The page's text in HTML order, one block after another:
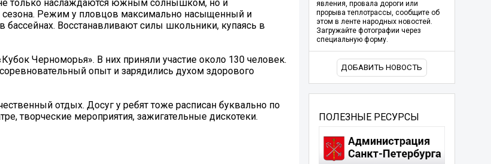
не только наслаждаются южным солнышком, но и
Режим у пловцов максимально насыщенный и
Восстанавливают силы школьники, купаясь в
Черноморья». В них приняли участие около 130 человек.
опыт и зарядились духом здорового
отдых. Досуг у ребят тоже расписан буквально по
творческие мероприятия, зажигательные дискотеки.
явления, провала дороги или
прорыва теплотрассы, сообщите об
этом в ленте народных новостей.
Загружайте фотографии через
специальную форму.
ДОБАВИТЬ НОВОСТЬ
ПОЛЕЗНЫЕ РЕСУРСЫ